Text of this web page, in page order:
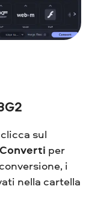
sul
Converti per
i
nella cartella